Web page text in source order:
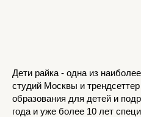
Дети райка - одна из
студий Москвы и
образования для детей и
года и уже более 10 лет